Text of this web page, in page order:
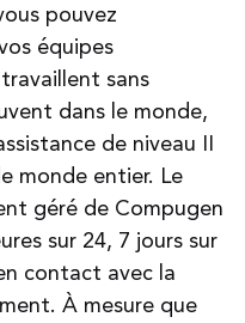
pouvez
équipes
sans
dans le monde,
de niveau II
monde entier. Le
géré de Compugen
sur 24, 7 jours sur
contact avec la
À mesure que